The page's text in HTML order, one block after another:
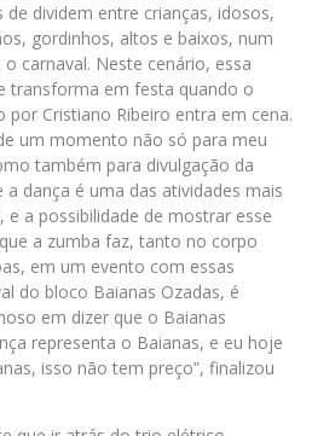
de dividem entre crianças, idosos,
gordinhos, altos e baixos, num
carnaval. Neste cenário, essa
transforma em festa quando o
Cristiano Ribeiro entra em cena.
um momento não só para meu
também para divulgação da
dança é uma das atividades mais
a possibilidade de mostrar esse
a zumba faz, tanto no corpo
em um evento com essas
do bloco Baianas Ozadas, é
em dizer que o Baianas
representa o Baianas, e eu hoje
isso não tem preço”, finalizou